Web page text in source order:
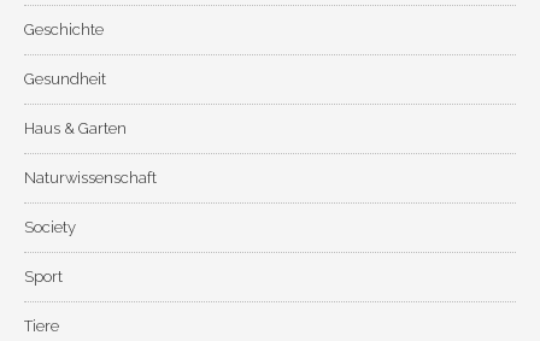
Geschichte
Gesundheit
Haus & Garten
Naturwissenschaft
Society
Sport
Tiere